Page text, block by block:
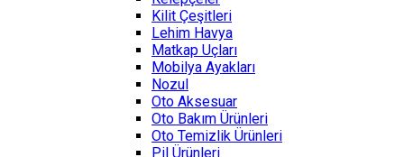
Kilit Çeşitleri
Lehim Havya
Matkap Uçları
Mobilya Ayakları
Nozul
Oto Aksesuar
Oto Bakım Ürünleri
Oto Temizlik Ürünleri
Pil Ürünleri